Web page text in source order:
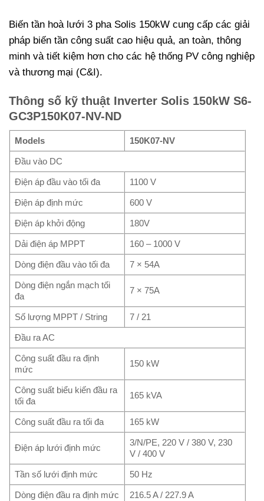
Biến tần hoà lưới 3 pha Solis 150kW cung cấp các giải
pháp biến tần công suất cao hiệu quả, an toàn, thông
minh và tiết kiệm hơn cho các hệ thống PV công nghiệp
và thương mại (C&I).
Thông số kỹ thuật Inverter Solis 150kW S6-
GC3P150K07-NV-ND
Models 150K07-NV
Đầu vào DC
Điện áp đầu vào tối đa 1100 V
Điện áp định mức 600 V
Điện áp khởi động 180V
Dải điện áp MPPT 160 – 1000 V
Dòng điện đầu vào tối đa 7 × 54A
Dòng điện ngắn mạch tối
đa
7 × 75A
Số lượng MPPT / String 7 / 21
Đầu ra AC
Công suất đầu ra định
mức
150 kW
Công suất biểu kiến đầu ra
tối đa
165 kVA
Công suất đầu ra tối đa 165 kW
Điện áp lưới định mức
3/N/PE, 220 V / 380 V, 230
V / 400 V
Tần số lưới định mức 50 Hz
Dòng điện đầu ra định mức 216.5 A / 227.9 A